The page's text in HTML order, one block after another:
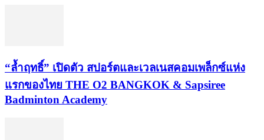
“ล้ำฤทธิ์” เปิดตัว สปอร์ตและเวลเนสคอมเพล็กซ์แห่ง
แรกของไทย THE O2 BANGKOK & Sapsiree
Badminton Academy